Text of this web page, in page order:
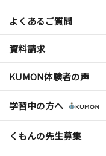
よくあるご質問
資料請求
KUMON体験者の声
学習中の方へ
くもんの先生募集